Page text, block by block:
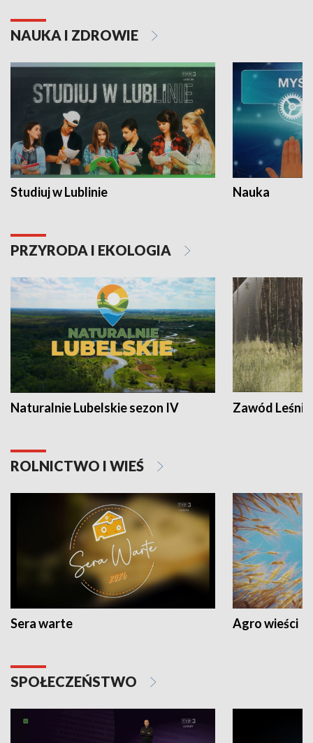
NAUKA I ZDROWIE
Studiuj w Lublinie Nauka
PRZYRODA I EKOLOGIA
Naturalnie Lubelskie sezon IV Zawód Leśnik
ROLNICTWO I WIEŚ
Sera warte Agro wieści
SPOŁECZEŃSTWO